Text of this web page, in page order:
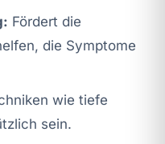
Fördert die
die Symptome
wie tiefe
sein.